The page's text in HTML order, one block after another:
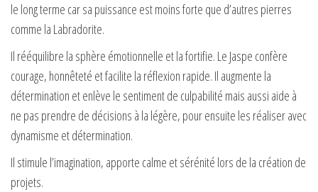
le long terme car sa puissance est moins forte que d’autres pierres
comme la Labradorite.
Il rééquilibre la sphère émotionnelle et la fortifie. Le Jaspe confère
courage, honnêteté et facilite la réflexion rapide. Il augmente la
détermination et enlève le sentiment de culpabilité mais aussi aide à
ne pas prendre de décisions à la légère, pour ensuite les réaliser avec
dynamisme et détermination.
Il stimule l’imagination, apporte calme et sérénité lors de la création de
projets.